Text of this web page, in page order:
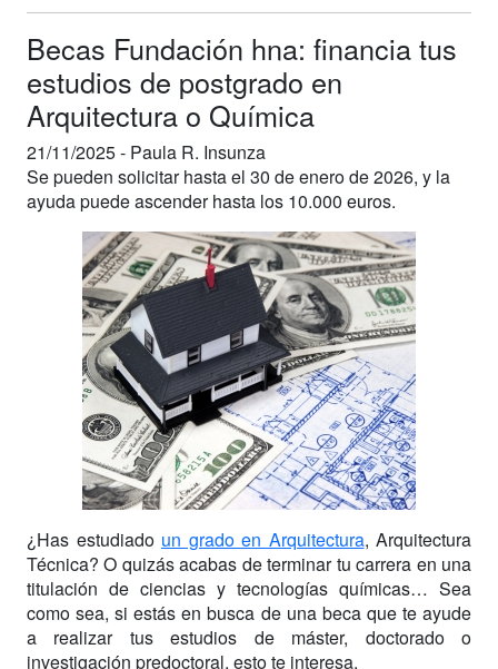
Becas Fundación hna: financia tus
estudios de postgrado en
Arquitectura o Química
21/11/2025 - Paula R. Insunza
Se pueden solicitar hasta el 30 de enero de 2026, y la
ayuda puede ascender hasta los 10.000 euros.
¿Has estudiado un grado en Arquitectura, Arquitectura
Técnica? O quizás acabas de terminar tu carrera en una
titulación de ciencias y tecnologías químicas… Sea
como sea, si estás en busca de una beca que te ayude
a realizar tus estudios de máster, doctorado o
investigación predoctoral, esto te interesa.